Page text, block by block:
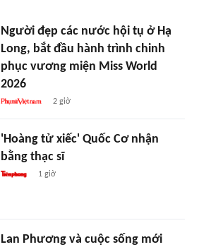
Người đẹp các nước hội tụ ở Hạ
Long, bắt đầu hành trình chinh
phục vương miện Miss World
2026
2 giờ
'Hoàng tử xiếc' Quốc Cơ nhận
bằng thạc sĩ
1 giờ
Lan Phương và cuộc sống mới